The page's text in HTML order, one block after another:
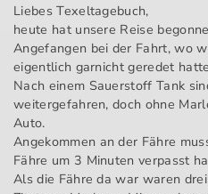
Liebes Texeltagebuch,
heute hat unsere Reise
Angefangen bei der Fahrt, wo
eigentlich garnicht geredet
Nach einem Sauerstoff Tank
weitergefahren, doch ohne
Auto.
Angekommen an der Fähre
Fähre um 3 Minuten verpasst
Als die Fähre da war waren